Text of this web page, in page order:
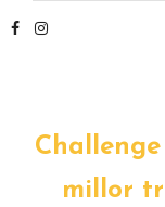
millor